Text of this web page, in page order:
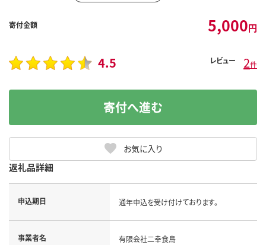
寄付金額 5,000円
4.5 レビュー 2件
お気に入り
寄付へ進む
返礼品詳細
申込期日 通年申込を受け付けております。
事業者名 有限会社二幸食鳥